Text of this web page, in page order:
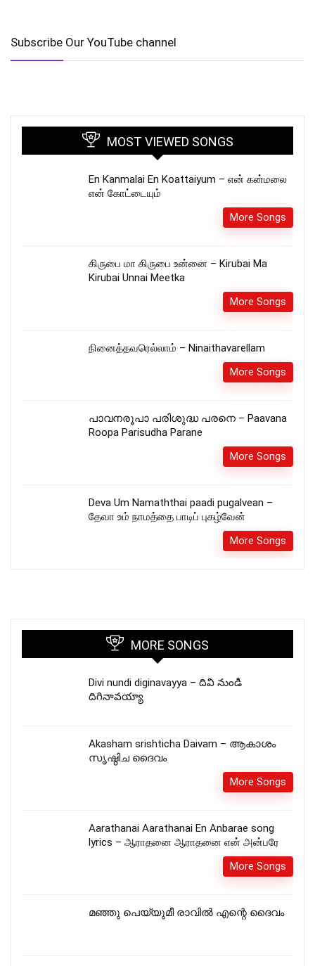
Subscribe Our YouTube channel
MOST VIEWED SONGS
En Kanmalai En Koattaiyum – என் கன்மலை
என் கோட்டையும்
More Songs
கிருபை மா கிருபை உன்னை – Kirubai Ma
Kirubai Unnai Meetka
More Songs
நினைத்தவரெல்லாம் – Ninaithavarellam
More Songs
പാവനരൂപാ പരിശുദ്ധ പരനെ – Paavana
Roopa Parisudha Parane
More Songs
Deva Um Namaththai paadi pugalvean –
தேவா உம் நாமத்தை பாடிப் புகழ்வேன்
More Songs
MORE SONGS
Divi nundi diginavayya – దివి నుండి
దిగినావయ్యా
Akasham srishticha Daivam – ആകാശം
സൃഷ്ഠിച ദൈവം
More Songs
Aarathanai Aarathanai En Anbarae song
lyrics – ஆராதனை ஆராதனை என் அன்பரே
More Songs
മഞ്ഞു പെയ്യുമീ രാവിൽ എന്റെ ദൈവം